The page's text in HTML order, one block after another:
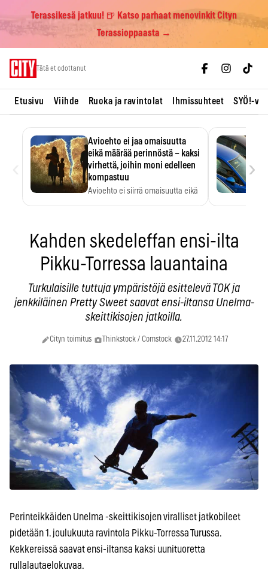
Terassikesä jatkuu! 🍺 Katso parhaat menovinkit Cityn
Terassioppaasta →
Tätä et odottanut
Etusivu Viihde Ruoka ja ravintolat Ihmissuhteet SYÖ!-
Avioehto ei jaa omaisuutta
eikä määrää perinnöstä – kaksi
virhettä, joihin moni edelleen
kompastuu
Avioehto ei siirrä omaisuutta eikä
›
Kahden skedeleffan ensi-ilta
Pikku-Torressa lauantaina
Turkulaisille tuttuja ympäristöjä esittelevä TOK ja
jenkkiläinen Pretty Sweet saavat ensi-iltansa Unelma-
skeittikisojen jatkoilla.
Cityn toimitus Thinkstock / Comstock 27.11.2012 14:17
Perinteikkäiden Unelma -skeittikisojen viralliset jatkobileet
pidetään 1. joulukuuta ravintola Pikku-Torressa Turussa.
Kekkereissä saavat ensi-iltansa kaksi uunituoretta
rullalautaelokuvaa.